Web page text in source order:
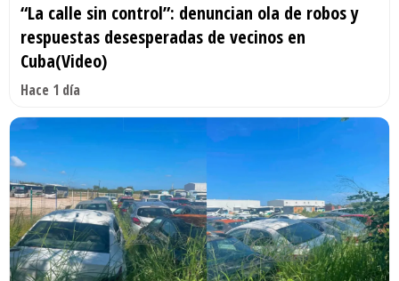
“La calle sin control”: denuncian ola de robos y
respuestas desesperadas de vecinos en
Cuba(Video)
Hace 1 día